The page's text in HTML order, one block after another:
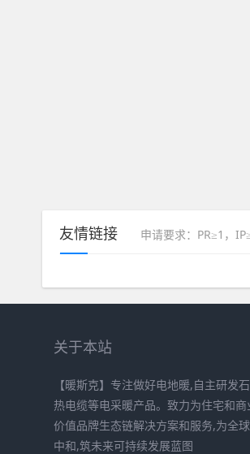
友情链接 申请要求：PR≥1，
关于本站
【暖斯克】专注做好电地暖,自主研发
热电缆等电采暖产品。致力为住宅和
价值品牌生态链解决方案和服务,为全
中和,筑未来可持续发展蓝图